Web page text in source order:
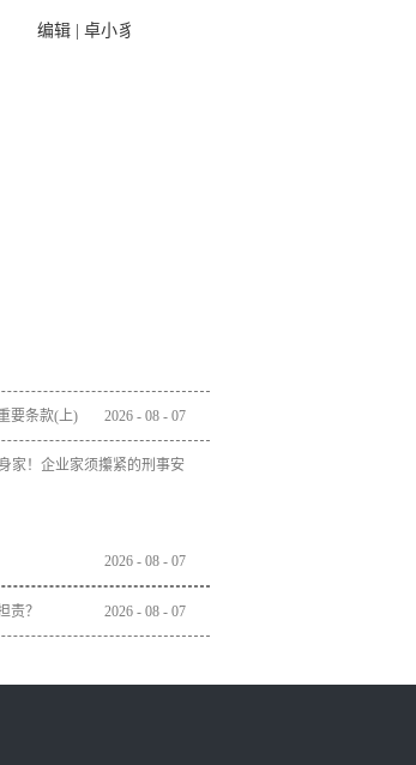
编辑 | 卓小豸
要条款(上) 2026 - 08 - 07
家！企业家须攥紧的刑事安
2026 - 08 - 07
责？ 2026 - 08 - 07